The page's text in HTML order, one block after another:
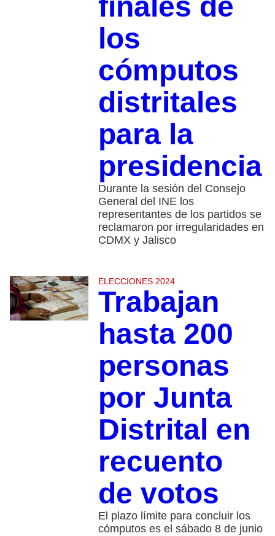
finales de
los
cómputos
distritales
para la
presidencia
Durante la sesión del Consejo
General del INE los
representantes de los partidos se
reclamaron por irregularidades en
CDMX y Jalisco
ELECCIONES 2024
Trabajan
hasta 200
personas
por Junta
Distrital en
recuento
de votos
El plazo límite para concluir los
cómputos es el sábado 8 de junio